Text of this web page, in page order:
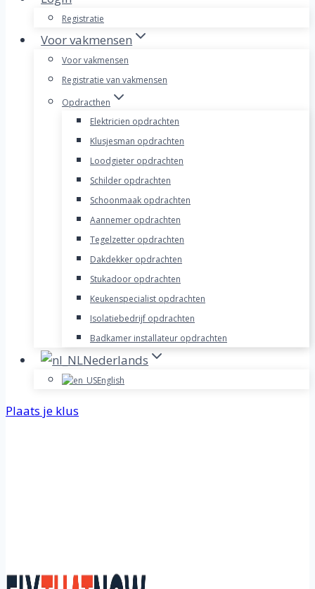
Registratie
Voor vakmensen
Voor vakmensen
Registratie van vakmensen
Opdracthen
Elektricien opdrachten
Klusjesman opdrachten
Loodgieter opdrachten
Schilder opdrachten
Schoonmaak opdrachten
Aannemer opdrachten
Tegelzetter opdrachten
Dakdekker opdrachten
Stukadoor opdrachten
Keukenspecialist opdrachten
Isolatiebedrijf opdrachten
Badkamer installateur opdrachten
Nederlands
English
Plaats je klus